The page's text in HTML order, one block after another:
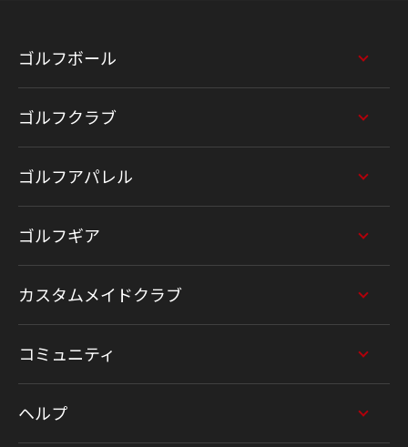
ゴルフボール
ゴルフクラブ
ゴルフアパレル
ゴルフギア
カスタムメイドクラブ
コミュニティ
ヘルプ